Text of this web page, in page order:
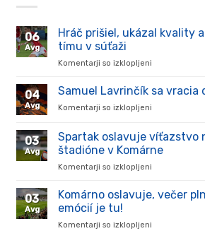
06
Avg
Hráč prišiel, ukázal kvality
tímu v súťaži
Komentarji so izklopljeni
prišiel,
stal
sa
súťaži
04
Avg
Samuel Lavrinčík sa vracia
Komentarji so izklopljeni
Lavrinčík
vracia
03
Avg
Spartak oslavuje víťazstvo
štadióne v Komárne
Komentarji so izklopljeni
oslavuje
03
Avg
Komárno oslavuje, večer
emócií je tu!
Komentarji so izklopljeni